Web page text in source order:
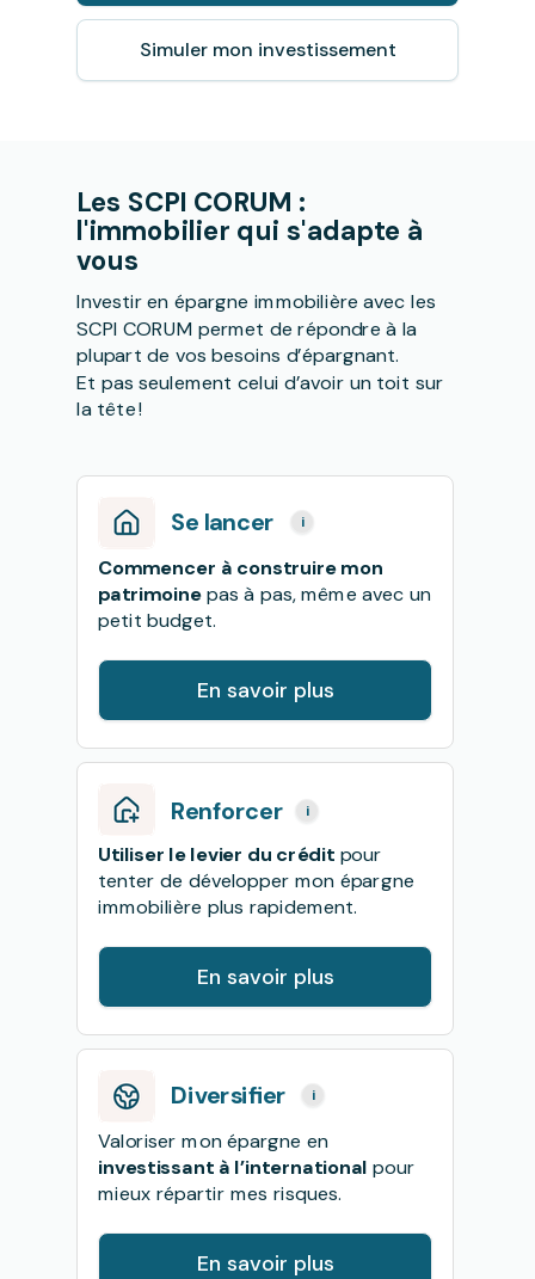
Simuler mon investissement
Les SCPI CORUM :
l'immobilier qui s'adapte à
vous
Investir en épargne immobilière avec les
SCPI CORUM permet de répondre à la
plupart de vos besoins d’épargnant.
Et pas seulement celui d’avoir un toit sur
la tête !
Se lancer
Commencer à construire mon
patrimoinepas à pas, même avec un
petit budget.
En savoir plus
i
Renforcer
Utiliser le levier du crédit pour
tenter de développer mon épargne
immobilière plus rapidement.
En savoir plus
i
Diversifier
Valoriser mon épargne en
investissant à l’international pour
mieux répartir mes risques.
En savoir plus
i